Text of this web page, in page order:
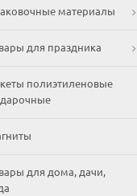
материалы
для праздника
полиэтиленовые
для дома, дачи,